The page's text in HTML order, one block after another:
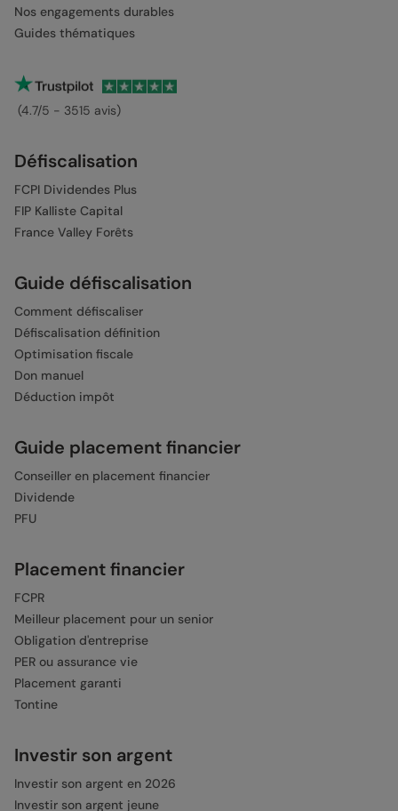
Nos engagements durables
Guides thématiques
(4.7/5 - 3515 avis)
Défiscalisation
FCPI Dividendes Plus
FIP Kalliste Capital
France Valley Forêts
Guide défiscalisation
Comment défiscaliser
Défiscalisation définition
Optimisation fiscale
Don manuel
Déduction impôt
Guide placement financier
Conseiller en placement financier
Dividende
PFU
Placement financier
FCPR
Meilleur placement pour un senior
Obligation d'entreprise
PER ou assurance vie
Placement garanti
Tontine
Investir son argent
Investir son argent en 2026
Investir son argent jeune